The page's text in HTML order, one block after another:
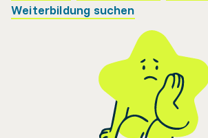
Weiterbildung suchen